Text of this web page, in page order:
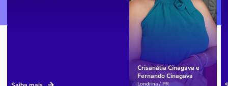
Crisanália Cinagava e
Fernando Cinagava
Londrina / PR